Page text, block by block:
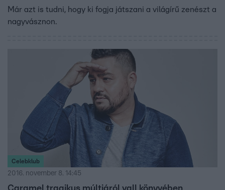
Már azt is tudni, hogy ki fogja játszani a világírű zenészt a
nagyvásznon.
Celebklub
2016. november 8. 14:45